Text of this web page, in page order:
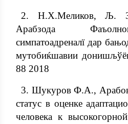
2. Н.Х.Меликов, Љ.
Арабзода
симпатоадреналї дар
мутобиќшавии
88 2018
3. Шукуров Ф.А.,
статус в оценке
человека к